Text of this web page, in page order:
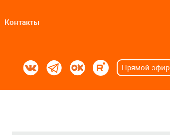
Контакты
Прямой эфир